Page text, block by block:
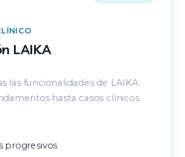
LAIKA
las funcionalidades de LAIKA:
hasta casos clínicos
progresivos